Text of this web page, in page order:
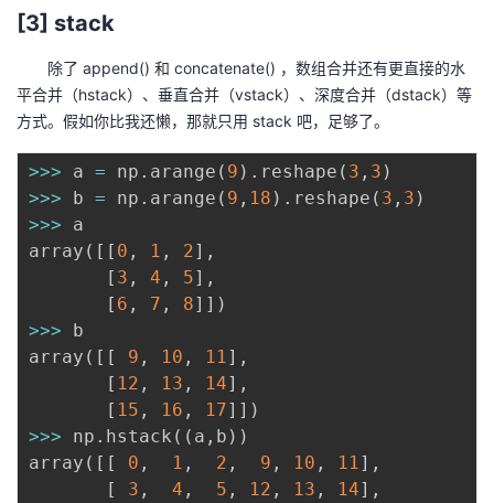
[3] stack
除了 append() 和 concatenate() ，数组合并还有更直接的水
平合并（hstack）、垂直合并（vstack）、深度合并（dstack）等
方式。假如你比我还懒，那就只用 stack 吧，足够了。
>>> a = np . arange ( 9 ) . reshape ( 3 , 3 )
>>> b = np . arange ( 9 , 18 ) . reshape ( 3 , 3 )
>>> a
array ( [ [ 0 , 1 , 2] ,
[ 3 , 4 , 5] ,
[ 6 , 7 , 8] ] )
>>> b
array ( [ [ 9 , 10 , 11 ] ,
[ 12 , 13 , 14] ,
[ 15 , 16 , 17] ] )
>>> np . hstack ( ( a , b ) )
array ( [ [ 0 , 1 , 2 , 9 , 10 , 11 ] ,
[
3 , 4 , 5 , 12 , 13 , 14] ,